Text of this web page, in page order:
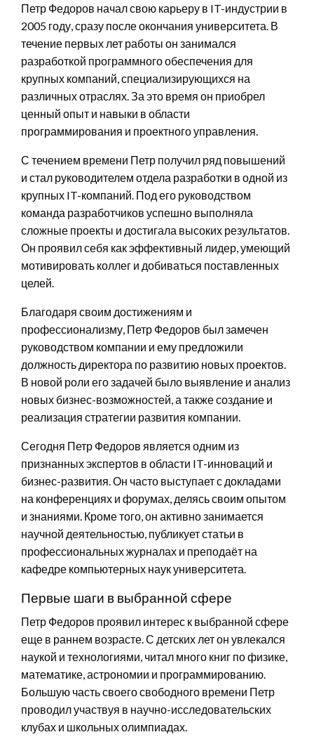
Петр Федоров начал свою карьеру в IT-индустрии в
2005 году, сразу после окончания университета. В
течение первых лет работы он занимался
разработкой программного обеспечения для
крупных компаний, специализирующихся на
различных отраслях. За это время он приобрел
ценный опыт и навыки в области
программирования и проектного управления.
С течением времени Петр получил ряд повышений
и стал руководителем отдела разработки в одной из
крупных IT-компаний. Под его руководством
команда разработчиков успешно выполняла
сложные проекты и достигала высоких результатов.
Он проявил себя как эффективный лидер, умеющий
мотивировать коллег и добиваться поставленных
целей.
Благодаря своим достижениям и
профессионализму, Петр Федоров был замечен
руководством компании и ему предложили
должность директора по развитию новых проектов.
В новой роли его задачей было выявление и анализ
новых бизнес-возможностей, а также создание и
реализация стратегии развития компании.
Сегодня Петр Федоров является одним из
признанных экспертов в области IT-инноваций и
бизнес-развития. Он часто выступает с докладами
на конференциях и форумах, делясь своим опытом
и знаниями. Кроме того, он активно занимается
научной деятельностью, публикует статьи в
профессиональных журналах и преподаёт на
кафедре компьютерных наук университета.
Первые шаги в выбранной сфере
Петр Федоров проявил интерес к выбранной сфере
еще в раннем возрасте. С детских лет он увлекался
наукой и технологиями, читал много книг по физике,
математике, астрономии и программированию.
Большую часть своего свободного времени Петр
проводил участвуя в научно-исследовательских
клубах и школьных олимпиадах.